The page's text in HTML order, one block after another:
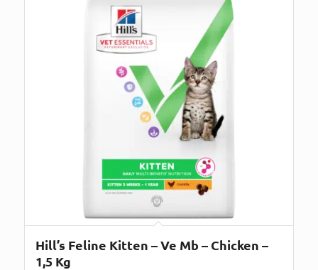
Hill’s Feline Kitten – Ve Mb – Chicken –
1,5 Kg